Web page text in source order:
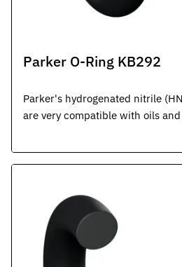
Parker O-Ring KB292
Parker's hydrogenated nitrile
are very compatible with oils and